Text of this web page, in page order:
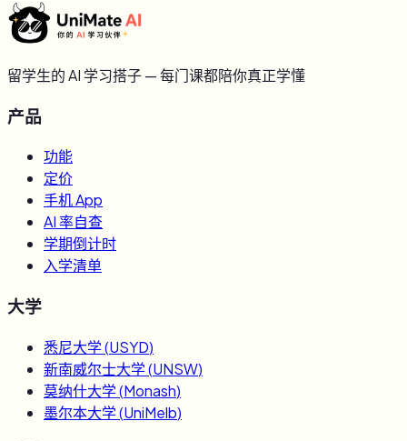
留学生的 AI 学习搭子 — 每门课都陪你真正学懂
产品
功能
定价
手机 App
AI 率自查
学期倒计时
入学清单
大学
悉尼大学(USYD)
新南威尔士大学(UNSW)
莫纳什大学(Monash)
墨尔本大学(UniMelb)